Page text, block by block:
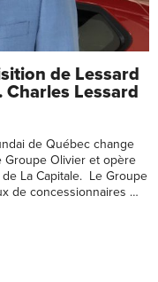
de Lessard
Lessard
de Québec change
Groupe Olivier et opère
La Capitale. Le Groupe
de concessionnaires …